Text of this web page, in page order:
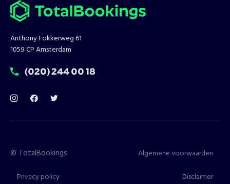
Anthony Fokkerweg 61
1059 CP Amsterdam
T:
(020) 244 00 18
© TotalBookings
Algemene voorwaarden
Privacy policy
Disclaimer